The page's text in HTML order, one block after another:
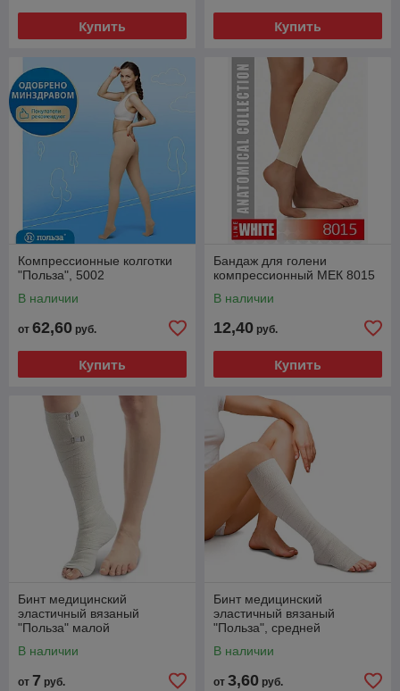
Купить Купить
Компрессионные колготки
"Польза", 5002
В наличии
от 62,60 руб.
Купить
Бандаж для голени
компрессионный МЕК 8015
В наличии
12,40 руб.
Купить
Бинт медицинский
эластичный вязаный
"Польза" малой
В наличии
от 7 руб.
Бинт медицинский
эластичный вязаный
"Польза", средней
В наличии
от 3,60 руб.